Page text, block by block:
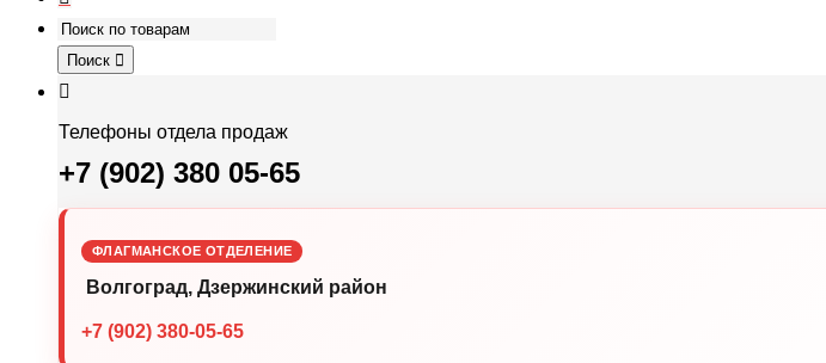
Поиск
Телефоны отдела продаж
+7 (902) 380 05-65
ФЛАГМАНСКОЕ ОТДЕЛЕНИЕ
Волгоград, Дзержинский район
+7 (902) 380-05-65